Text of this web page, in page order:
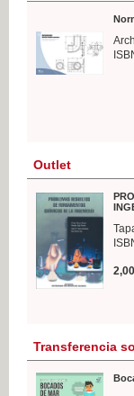
Outlet
Transferencia